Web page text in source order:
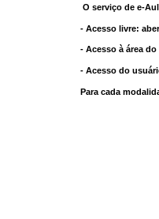
O serviço de e-
- Acesso livre:
- Acesso à área
- Acesso do
Para cada